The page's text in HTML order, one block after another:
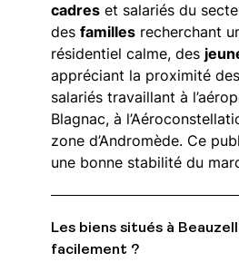
cadres et salariés du
des familles recherchant
résidentiel calme, des
appréciant la proximité
salariés travaillant à
Blagnac, à
zone d’Andromède. Ce
une bonne stabilité du
Les biens situés à
facilement ?